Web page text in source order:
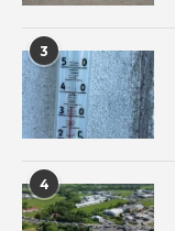
3
4